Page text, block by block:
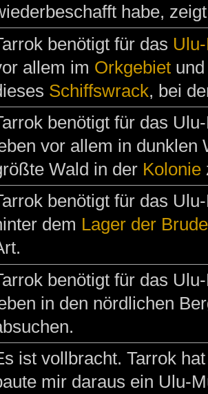
habe,
benötigt für das
allem im Orkgebietund
Schiffswrack, bei
benötigt für das
vor allem in dunklen
Wald in der Kolonie
benötigt für das
dem Lager der
benötigt für das
in den nördlichen
ist vollbracht. Tarrok
mir daraus ein Ulu-